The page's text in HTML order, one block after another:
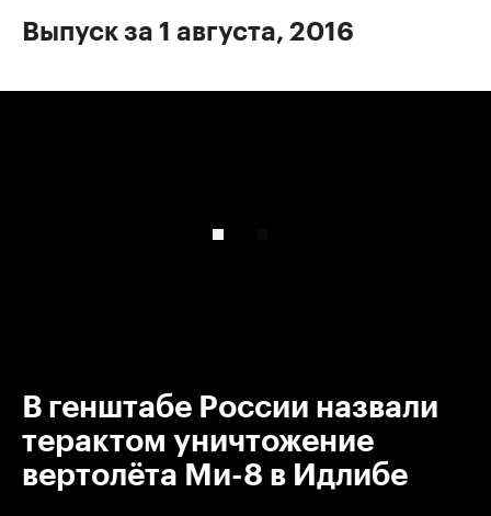
Выпуск за 1 августа, 2016
В генштабе России назвали
терактом уничтожение
вертолёта Ми-8 в Идлибе